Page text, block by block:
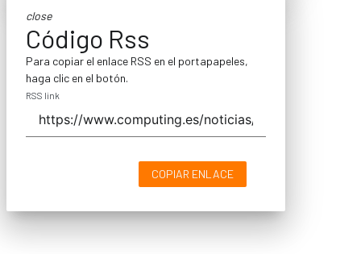
close
Código Rss
Para copiar el enlace RSS en el portapapeles,
haga clic en el botón.
RSS link
COPIAR ENLACE